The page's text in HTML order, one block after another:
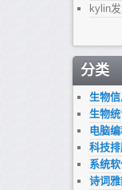
kylin
分类
生物信
生物
电脑
科技
系统
诗词